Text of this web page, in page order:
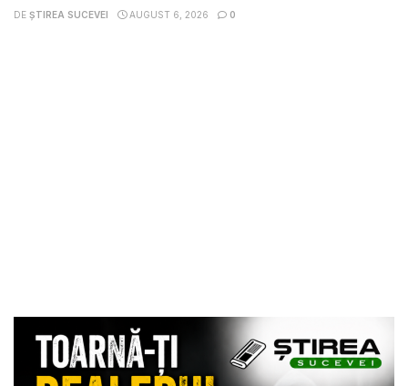
DE ȘTIREA SUCEVEI AUGUST 6, 2026 0